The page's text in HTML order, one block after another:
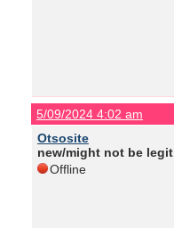
5/09/2024 4:02 am
Otsosite
new/might not be legit
Offline